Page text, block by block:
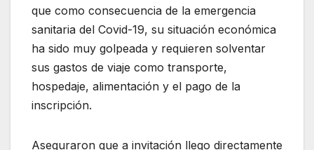
que como consecuencia de la emergencia
sanitaria del Covid-19, su situación económica
ha sido muy golpeada y requieren solventar
sus gastos de viaje como transporte,
hospedaje, alimentación y el pago de la
inscripción.
Aseguraron que a invitación llego directamente